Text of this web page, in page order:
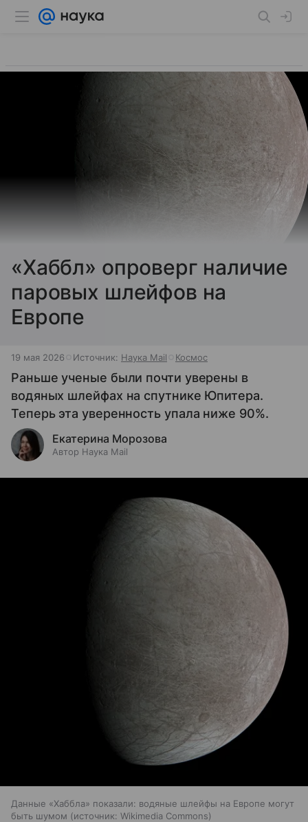
«Хаббл» опроверг наличие
паровых шлейфов на
Европе
19 мая 2026 Источник: Наука Mail Космос
Раньше ученые были почти уверены в
водяных шлейфах на спутнике Юпитера.
Теперь эта уверенность упала ниже 90%.
Екатерина Морозова
Автор Наука Mail
Данные «Хаббла» показали: водяные шлейфы на Европе могут
быть шумом
источник: Wikimedia Commons